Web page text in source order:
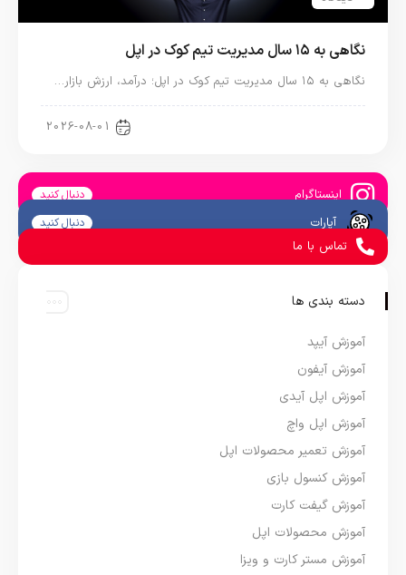
نگاهی به ۱۵ سال مدیریت تیم کوک در اپل
نگاهی به ۱۵ سال مدیریت تیم کوک در اپل؛ درآمد، ارزش بازار…
2026-08-01
اینستاگرام دنبال کنید
آپارات دنبال کنید
تماس با ما
دسته بندی ها
آموزش آیپد
آموزش آیفون
آموزش اپل آیدی
آموزش اپل واچ
آموزش تعمیر محصولات اپل
آموزش کنسول بازی
آموزش گیفت کارت
آموزش محصولات اپل
آموزش مستر کارت و ویزا